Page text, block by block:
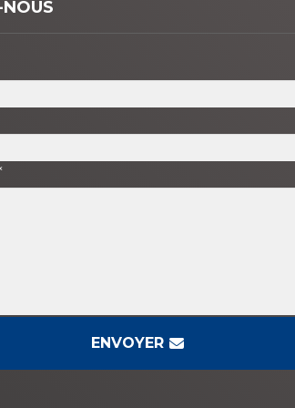
ENVOYER